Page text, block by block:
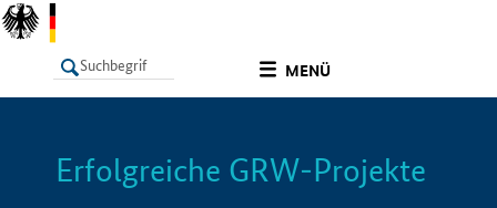
MENÜ
LISTE Info
Erfolgreiche GRW-Projekte